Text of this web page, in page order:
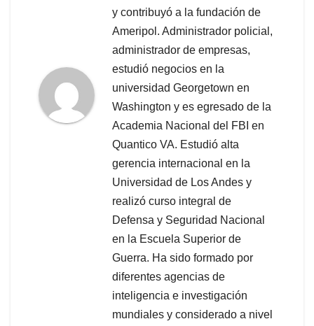
y contribuyó a la fundación de
Ameripol. Administrador policial,
administrador de empresas,
estudió negocios en la
universidad Georgetown en
Washington y es egresado de la
Academia Nacional del FBI en
Quantico VA. Estudió alta
gerencia internacional en la
Universidad de Los Andes y
realizó curso integral de
Defensa y Seguridad Nacional
en la Escuela Superior de
Guerra. Ha sido formado por
diferentes agencias de
inteligencia e investigación
mundiales y considerado a nivel